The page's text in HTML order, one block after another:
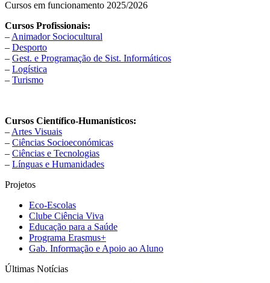
Cursos em funcionamento 2025/2026
Cursos Profissionais:
– Animador Sociocultural
– Desporto
– Gest. e Programação de Sist. Informáticos
– Logística
– Turismo
Cursos Científico-Humanísticos:
– Artes Visuais
– Ciências Socioeconómicas
– Ciências e Tecnologias
– Línguas e Humanidades
Projetos
Eco-Escolas
Clube Ciência Viva
Educação para a Saúde
Programa Erasmus+
Gab. Informação e Apoio ao Aluno
Últimas Notícias